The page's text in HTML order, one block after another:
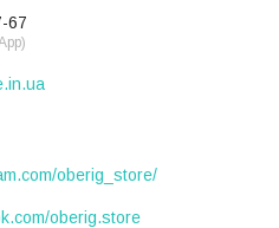
67
oberig_store/
oberig.store